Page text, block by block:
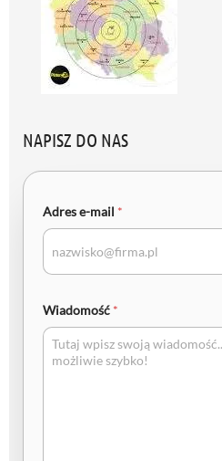
NAPISZ DO NAS
Adres e-mail *
Wiadomość *